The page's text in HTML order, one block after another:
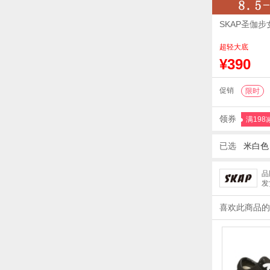
SKAP圣伽
超轻大底
¥390
促销 限时
领券 满198
已选 米白
喜欢此商品